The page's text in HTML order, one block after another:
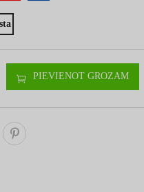
PIEVIENOT GROZAM